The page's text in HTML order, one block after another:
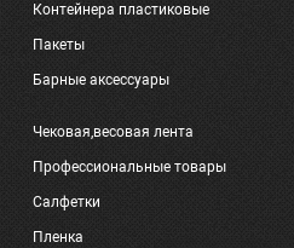
Контейнера пластиковые
Пакеты
Барные аксессуары
Чековая,весовая лента
Профессиональные товары
Салфетки
Пленка